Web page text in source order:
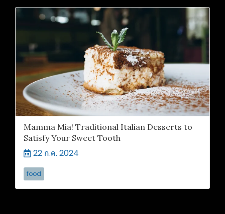
Mamma Mia! Traditional Italian Desserts to
Satisfy Your Sweet Tooth
22 ก.ค. 2024
food